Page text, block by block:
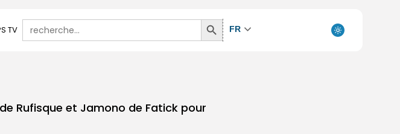
TV
Search
for:
Search
Button
FR
Rufisque et Jamono de Fatick pour